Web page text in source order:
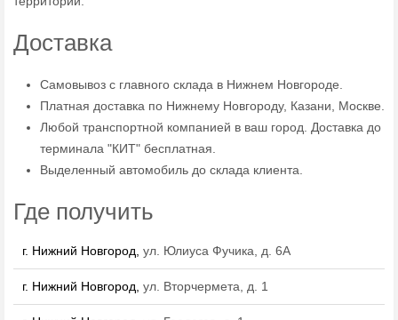
Доставка
Самовывоз с главного склада в Нижнем Новгороде.
Платная доставка по Нижнему Новгороду, Казани, Москве.
Любой транспортной компанией в ваш город. Доставка до
терминала "КИТ" бесплатная.
Выделенный автомобиль до склада клиента.
Где получить
г. Нижний Новгород, ул. Юлиуса Фучика, д. 6А
г. Нижний Новгород, ул. Вторчермета, д. 1